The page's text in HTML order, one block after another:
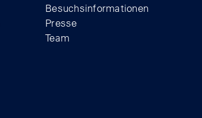
Besuchsinformationen
Presse
Team